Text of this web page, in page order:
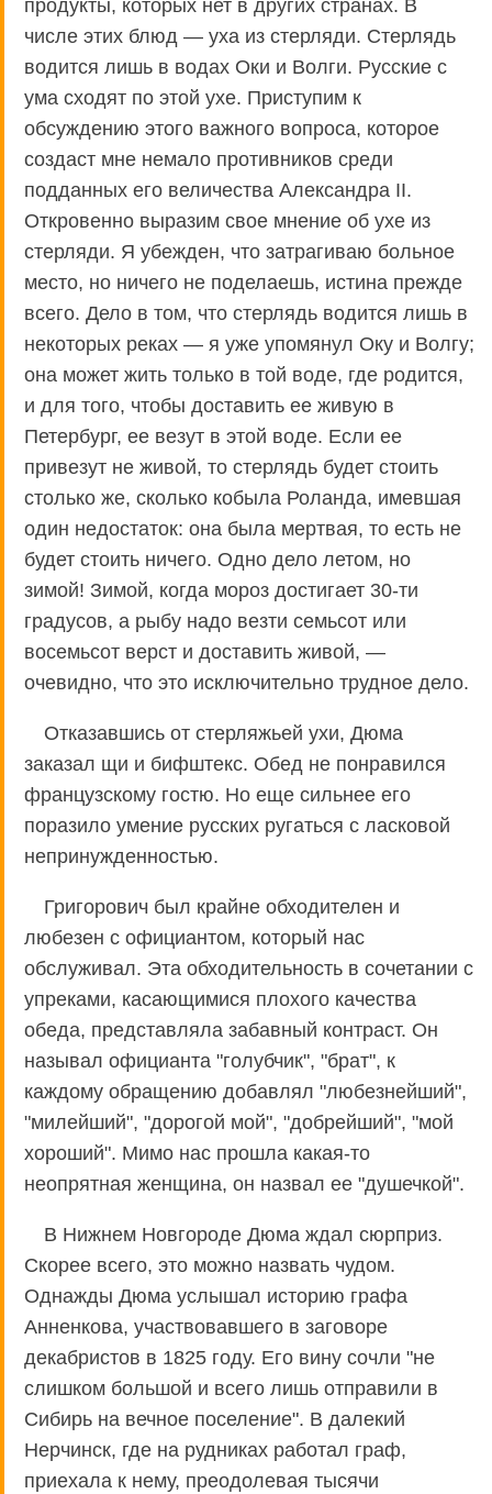
продукты, которых нет в других странах. В
числе этих блюд — уха из стерляди. Стерлядь
водится лишь в водах Оки и Волги. Русские с
ума сходят по этой ухе. Приступим к
обсуждению этого важного вопроса, которое
создаст мне немало противников среди
подданных его величества Александра II.
Откровенно выразим свое мнение об ухе из
стерляди. Я убежден, что затрагиваю больное
место, но ничего не поделаешь, истина прежде
всего. Дело в том, что стерлядь водится лишь в
некоторых реках — я уже упомянул Оку и Волгу;
она может жить только в той воде, где родится,
и для того, чтобы доставить ее живую в
Петербург, ее везут в этой воде. Если ее
привезут не живой, то стерлядь будет стоить
столько же, сколько кобыла Роланда, имевшая
один недостаток: она была мертвая, то есть не
будет стоить ничего. Одно дело летом, но
зимой! Зимой, когда мороз достигает 30-ти
градусов, а рыбу надо везти семьсот или
восемьсот верст и доставить живой, —
очевидно, что это исключительно трудное дело.
Отказавшись от стерляжьей ухи, Дюма
заказал щи и бифштекс. Обед не понравился
французскому гостю. Но еще сильнее его
поразило умение русских ругаться с ласковой
непринужденностью.
Григорович был крайне обходителен и
любезен с официантом, который нас
обслуживал. Эта обходительность в сочетании с
упреками, касающимися плохого качества
обеда, представляла забавный контраст. Он
называл официанта "голубчик", "брат", к
каждому обращению добавлял "любезнейший",
"милейший", "дорогой мой", "добрейший", "мой
хороший". Мимо нас прошла какая-то
неопрятная женщина, он назвал ее "душечкой".
В Нижнем Новгороде Дюма ждал сюрприз.
Скорее всего, это можно назвать чудом.
Однажды Дюма услышал историю графа
Анненкова, участвовавшего в заговоре
декабристов в 1825 году. Его вину сочли "не
слишком большой и всего лишь отправили в
Сибирь на вечное поселение". В далекий
Нерчинск, где на рудниках работал граф,
приехала к нему, преодолевая тысячи